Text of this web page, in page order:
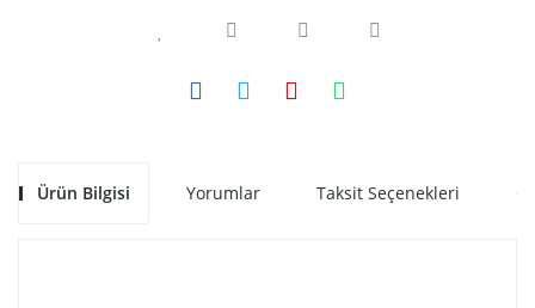
Ürün Bilgisi Yorumlar Taksit Seçenekleri